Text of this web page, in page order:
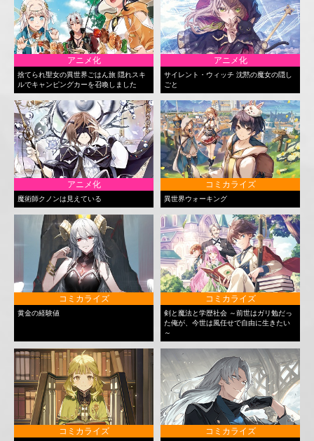
アニメ化
捨てられ聖女の異世界ごはん旅 隠れスキ
ルでキャンピングカーを召喚しました
アニメ化
サイレント・ウィッチ 沈黙の魔女の隠し
ごと
アニメ化
魔術師クノンは見えている
コミカライズ
異世界ウォーキング
コミカライズ
黄金の経験値
コミカライズ
剣と魔法と学歴社会 ～前世はガリ勉だっ
た俺が、今世は風任せで自由に生きたい
～
コミカライズ コミカライズ